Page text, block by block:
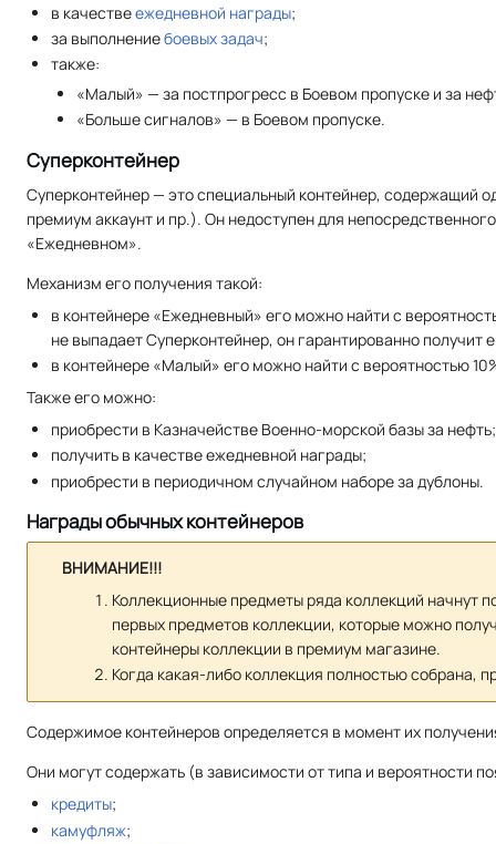
в качествеежедневной награды;
за выполнениебоевых задач;
также:
«Малый» — за постпрогресс в Боевом пропуске и за
«Больше сигналов» — в Боевом пропуске.
Суперконтейнер
Суперконтейнер — это специальный контейнер, содержащий
премиум аккаунт и пр.). Он недоступен для
«Eжедневном».
Механизм его получения такой:
в контейнере «Ежедневный» его можно найти с
не выпадает Суперконтейнер, он гарантированно получит
в контейнере «Малый» его можно найти с вероятностью
Также его можно:
приобрести в Казначействе Военно-морской базы за нефть;
получить в качестве ежедневной награды;
приобрести в периодичном случайном наборе за дублоны.
Награды обычных контейнеров
ВНИМАНИЕ!!!
Коллекционные предметы ряда коллекций начнут
первых предметов коллекции, которые можно
контейнеры коллекции в премиум магазине.
Когда какая-либо коллекция полностью собрана,
Содержимое контейнеров определяется в момент их
Они могут содержать (в зависимости от типа и вероятности
кредиты;
камуфляж;